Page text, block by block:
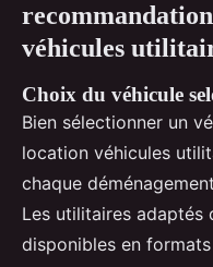
véhicules
Choix du véhicule
Bien sélectionner un
location véhicules
chaque
Les utilitaires adaptés
disponibles en